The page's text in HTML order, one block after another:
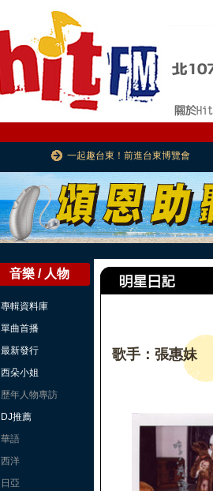
一起趣台東！前進台東博覽會
音樂 / 人物
專輯資料庫
單曲首播
最新發行
西朵小姐
歷年人物專訪
DJ推薦
華語
西洋
日亞
歌手：張惠妹